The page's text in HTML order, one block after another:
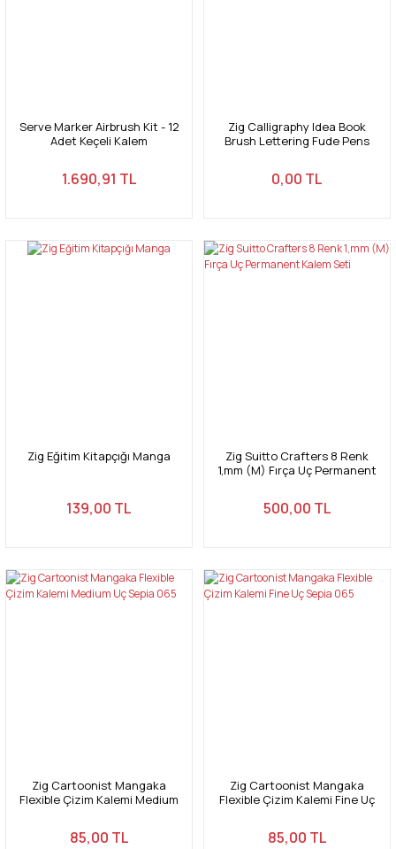
Serve Marker Airbrush Kit - 12
Adet Keçeli Kalem
1.690,91 TL
Zig Calligraphy Idea Book
Brush Lettering Fude Pens
0,00 TL
Zig Eğitim Kitapçığı Manga
139,00 TL
Zig Suitto Crafters 8 Renk
1,mm (M) Fırça Uç Permanent
500,00 TL
Zig Cartoonist Mangaka
Flexible Çizim Kalemi Medium
85,00 TL
Zig Cartoonist Mangaka
Flexible Çizim Kalemi Fine Uç
85,00 TL